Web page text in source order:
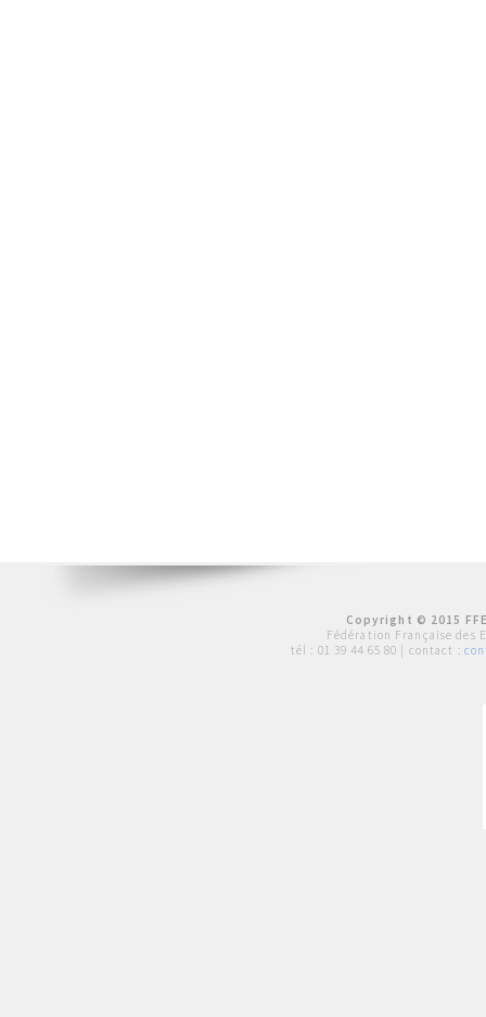
Copyright © 2015
Fédération Française des
tél : 01 39 44 65 80 | contact :